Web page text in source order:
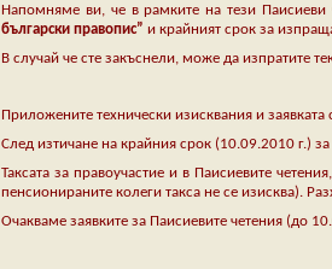
Напомняме ви, че в рамките на тези
български правопис” и крайният срок за
В случай че сте закъснели, може да изпратите
Приложените технически изисквания и заявката
След изтичане на крайния срок (10.09.2010 г.)
Таксата за правоучастие и в Паисиевите
пенсионираните колеги такса не се изисква).
Очакваме заявките за Паисиевите четения (до